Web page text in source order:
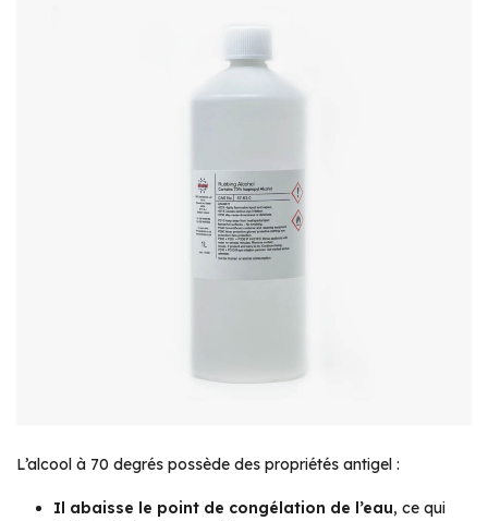
L’alcool à 70 degrés possède des propriétés antigel :
Il abaisse le point de congélation de l’eau, ce qui